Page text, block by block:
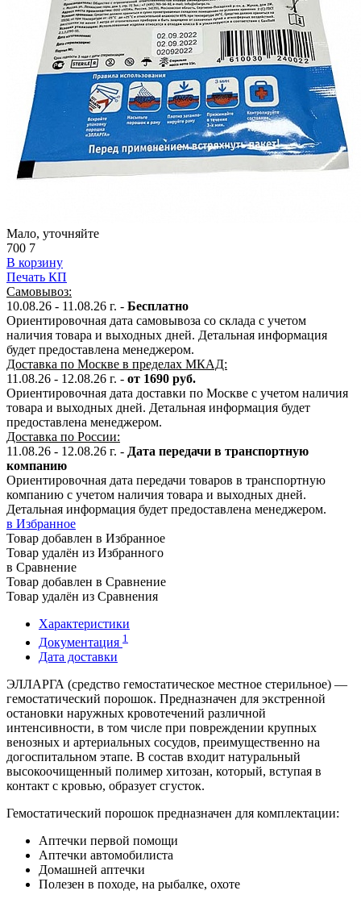
Мало, уточняйте
700 7
В корзину
Печать КП
Самовывоз:
10.08.26 - 11.08.26 г. - Бесплатно
Ориентировочная дата самовывоза со склада с учетом
наличия товара и выходных дней. Детальная информация
будет предоставлена менеджером.
Доставка по Москве в пределах МКАД:
11.08.26 - 12.08.26 г. - от 1690 руб.
Ориентировочная дата доставки по Москве с учетом наличия
товара и выходных дней. Детальная информация будет
предоставлена менеджером.
Доставка по России:
11.08.26 - 12.08.26 г. - Дата передачи в транспортную
компанию
Ориентировочная дата передачи товаров в транспортную
компанию с учетом наличия товара и выходных дней.
Детальная информация будет предоставлена менеджером.
в Избранное
Товар добавлен в Избранное
Товар удалён из Избранного
в Сравнение
Товар добавлен в Сравнение
Товар удалён из Сравнения
Характеристики
Документация 1
Дата доставки
ЭЛЛАРГА (средство гемостатическое местное стерильное) —
гемостатический порошок. Предназначен для экстренной
остановки наружных кровотечений различной
интенсивности, в том числе при повреждении крупных
венозных и артериальных сосудов, преимущественно на
догоспитальном этапе. В состав входит натуральный
высокоочищенный полимер хитозан, который, вступая в
контакт с кровью, образует сгусток.
Гемостатический порошок предназначен для комплектации:
Аптечки первой помощи
Аптечки автомобилиста
Домашней аптечки
Полезен в походе, на рыбалке, охоте